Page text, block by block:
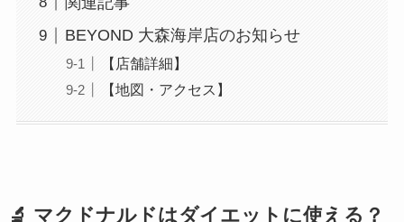
BEYOND 大森海岸店のお知らせ
【店舗詳細】
【地図・アクセス】
🔬 マクドナルドはダイエットに使える？